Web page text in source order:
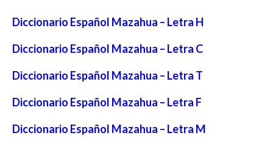
Diccionario Español Mazahua – Letra H
Diccionario Español Mazahua – Letra C
Diccionario Español Mazahua – Letra T
Diccionario Español Mazahua – Letra F
Diccionario Español Mazahua – Letra M